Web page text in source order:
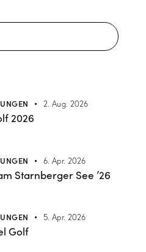
2. Aug. 2026
2026
6. Apr. 2026
Starnberger See ’26
5. Apr. 2026
Golf